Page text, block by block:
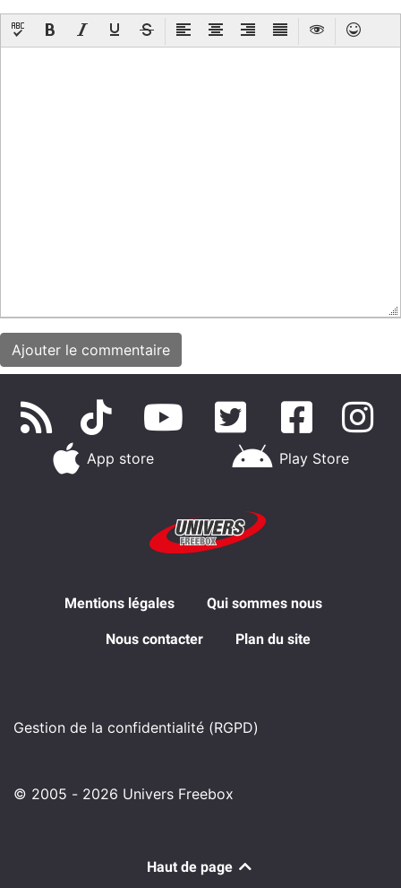
App store Play Store
Mentions légales Qui sommes nous
Nous contacter Plan du site
Gestion de la confidentialité (RGPD)
© 2005 - 2026 Univers Freebox
Haut de page